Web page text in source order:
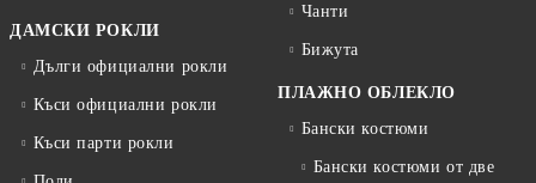
ДАМСКИ РОКЛИ
Дълги официални рокли
Къси официални рокли
Къси парти рокли
Чанти
Бижута
ПЛАЖНО ОБЛЕКЛО
Бански костюми
Бански костюми от две